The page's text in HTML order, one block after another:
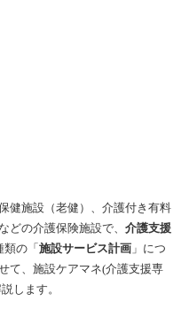
健施設（老健）、介護付き有料
どの介護保険施設で、 介護支援
類の「施設サービス計画 」につ
て、施設ケアマネ(介護支援専
します。